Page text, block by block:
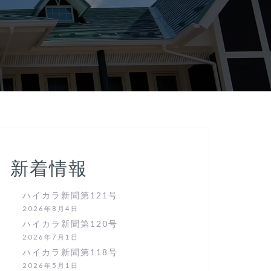
新着情報
ハイカラ新聞第121号
2026年8月4日
ハイカラ新聞第120号
2026年7月1日
ハイカラ新聞第118号
2026年5月1日